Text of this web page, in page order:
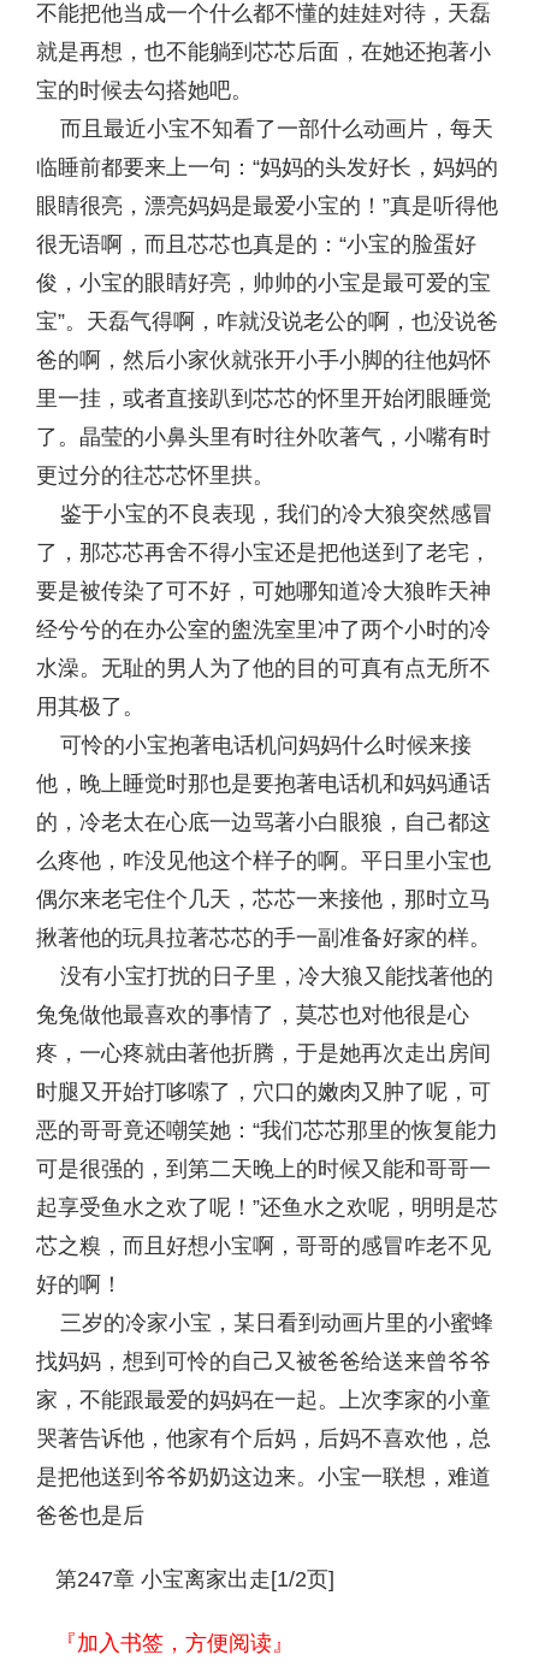
不能把他当成一个什么都不懂的娃娃对待，天磊
就是再想，也不能躺到芯芯后面，在她还抱著小
宝的时候去勾搭她吧。
而且最近小宝不知看了一部什么动画片，每天
临睡前都要来上一句：“妈妈的头发好长，妈妈的
眼睛很亮，漂亮妈妈是最爱小宝的！”真是听得他
很无语啊，而且芯芯也真是的：“小宝的脸蛋好
俊，小宝的眼睛好亮，帅帅的小宝是最可爱的宝
宝”。天磊气得啊，咋就没说老公的啊，也没说爸
爸的啊，然后小家伙就张开小手小脚的往他妈怀
里一挂，或者直接趴到芯芯的怀里开始闭眼睡觉
了。晶莹的小鼻头里有时往外吹著气，小嘴有时
更过分的往芯芯怀里拱。
鉴于小宝的不良表现，我们的冷大狼突然感冒
了，那芯芯再舍不得小宝还是把他送到了老宅，
要是被传染了可不好，可她哪知道冷大狼昨天神
经兮兮的在办公室的盥洗室里冲了两个小时的冷
水澡。无耻的男人为了他的目的可真有点无所不
用其极了。
可怜的小宝抱著电话机问妈妈什么时候来接
他，晚上睡觉时那也是要抱著电话机和妈妈通话
的，冷老太在心底一边骂著小白眼狼，自己都这
么疼他，咋没见他这个样子的啊。平日里小宝也
偶尔来老宅住个几天，芯芯一来接他，那时立马
揪著他的玩具拉著芯芯的手一副准备好家的样。
没有小宝打扰的日子里，冷大狼又能找著他的
兔兔做他最喜欢的事情了，莫芯也对他很是心
疼，一心疼就由著他折腾，于是她再次走出房间
时腿又开始打哆嗦了，穴口的嫩肉又肿了呢，可
恶的哥哥竟还嘲笑她：“我们芯芯那里的恢复能力
可是很强的，到第二天晚上的时候又能和哥哥一
起享受鱼水之欢了呢！”还鱼水之欢呢，明明是芯
芯之糗，而且好想小宝啊，哥哥的感冒咋老不见
好的啊！
三岁的冷家小宝，某日看到动画片里的小蜜蜂
找妈妈，想到可怜的自己又被爸爸给送来曾爷爷
家，不能跟最爱的妈妈在一起。上次李家的小童
哭著告诉他，他家有个后妈，后妈不喜欢他，总
是把他送到爷爷奶奶这边来。小宝一联想，难道
爸爸也是后
第247章 小宝离家出走[1/2页]
『加入书签，方便阅读』